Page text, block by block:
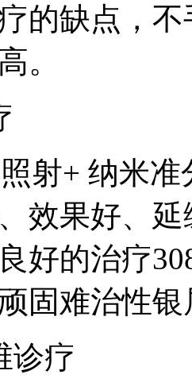
的缺点，
。
射+ 纳米
效果好、
好的治疗
固难治性
诊疗